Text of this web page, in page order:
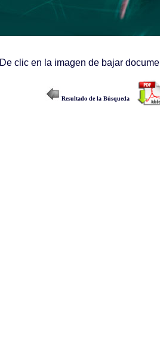
De clic en la imagen de bajar
Resultado de la Búsqueda